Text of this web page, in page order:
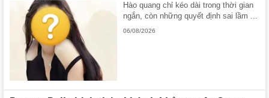
Hào quang chỉ kéo dài trong thời gian
ngắn, còn những quyết định sai lầm ...
06/08/2026